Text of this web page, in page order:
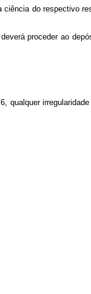
do respectivo
proceder ao
qualquer